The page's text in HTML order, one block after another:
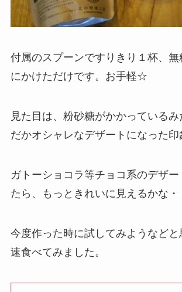
付属のスプーンですりきり１杯、無
にかけただけです。お手軽☆
見た目は、粉砂糖がかかっている
だかオシャレなデザートになった印
ガトーショコラ等チョコ系のデザ
たら、もっときれいに見えるかな・
今度作った時に試してみようなど
速食べてみました。